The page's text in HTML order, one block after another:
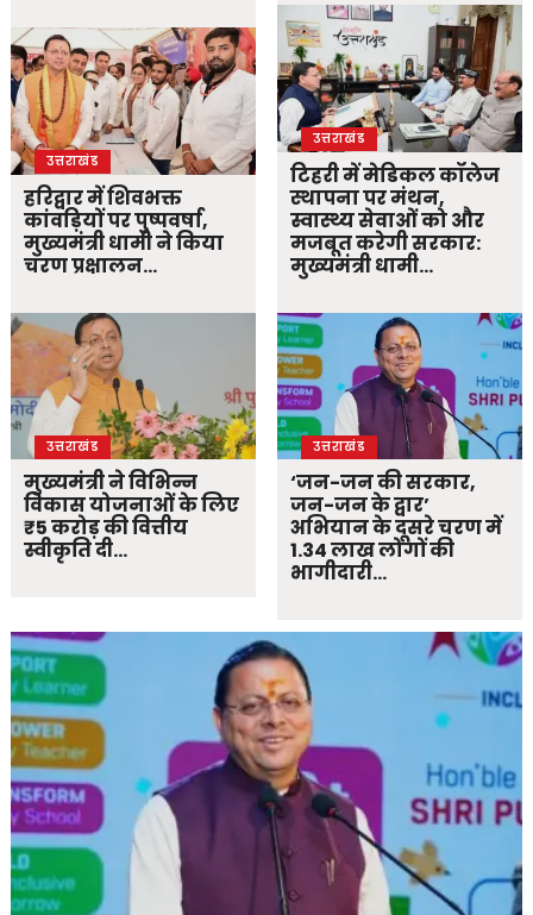
उत्तराखंड
हरिद्वार में शिवभक्त
कांवड़ियों पर पुष्पवर्षा,
मुख्यमंत्री धामी ने किया
चरण प्रक्षालन…
उत्तराखंड
मुख्यमंत्री ने विभिन्न
विकास योजनाओं के लिए
₹5 करोड़ की वित्तीय
स्वीकृति दी…
उत्तराखंड
टिहरी में मेडिकल कॉलेज
स्थापना पर मंथन,
स्वास्थ्य सेवाओं को और
मजबूत करेगी सरकार:
मुख्यमंत्री धामी…
उत्तराखंड
‘जन-जन की सरकार,
जन-जन के द्वार’
अभियान के दूसरे चरण में
1.34 लाख लोगों की
भागीदारी…